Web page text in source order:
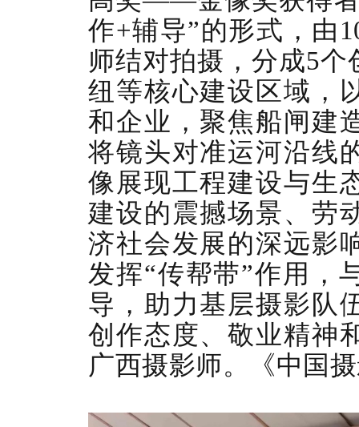
作+辅导”的形式，由
师结对拍摄，分成5
纽等核心建设区域，
和企业，聚焦船闸建
将镜头对准运河沿线
像展现工程建设与生
建设的震撼场景、劳
济社会发展的深远影
发挥“传帮带”作用，
导，助力基层摄影队
创作态度、敬业精神
广西摄影师。《中国